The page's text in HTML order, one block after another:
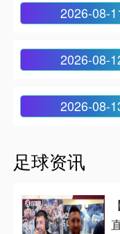
2026-08-
2026-08-
2026-08-
足球资讯